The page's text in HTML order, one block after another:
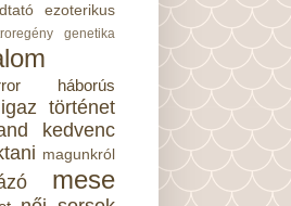
ezoterikus
genetika
háborús
igaz történet
kedvenc
magunkról
mese